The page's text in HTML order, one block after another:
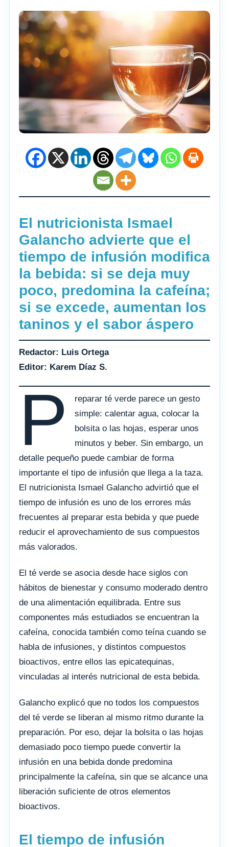
El nutricionista Ismael
Galancho advierte que el
tiempo de infusión modifica
la bebida: si se deja muy
poco, predomina la cafeína;
si se excede, aumentan los
taninos y el sabor áspero
Redactor: Luis Ortega
Editor: Karem Díaz S.
P
reparar té verde parece un gesto
simple: calentar agua, colocar la
bolsita o las hojas, esperar unos
minutos y beber. Sin embargo, un
detalle pequeño puede cambiar de forma
importante el tipo de infusión que llega a la taza.
El nutricionista Ismael Galancho advirtió que el
tiempo de infusión es uno de los errores más
frecuentes al preparar esta bebida y que puede
reducir el aprovechamiento de sus compuestos
más valorados.
El té verde se asocia desde hace siglos con
hábitos de bienestar y consumo moderado dentro
de una alimentación equilibrada. Entre sus
componentes más estudiados se encuentran la
cafeína, conocida también como teína cuando se
habla de infusiones, y distintos compuestos
bioactivos, entre ellos las epicatequinas,
vinculadas al interés nutricional de esta bebida.
Galancho explicó que no todos los compuestos
del té verde se liberan al mismo ritmo durante la
preparación. Por eso, dejar la bolsita o las hojas
demasiado poco tiempo puede convertir la
infusión en una bebida donde predomina
principalmente la cafeína, sin que se alcance una
liberación suficiente de otros elementos
bioactivos.
El tiempo de infusión